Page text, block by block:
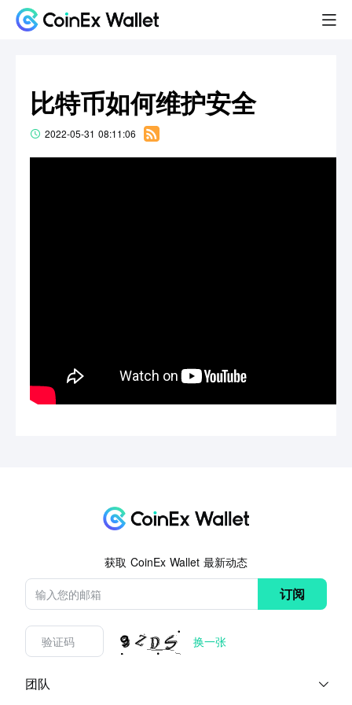
比特币如何维护安全
2022-05-31 08:11:06
获取 CoinEx Wallet 最新动态
订阅
换一张
团队